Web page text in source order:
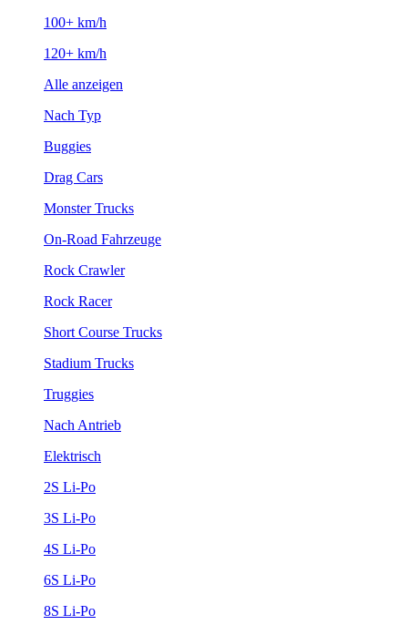
100+ km/h
120+ km/h
Alle anzeigen
Nach Typ
Buggies
Drag Cars
Monster Trucks
On-Road Fahrzeuge
Rock Crawler
Rock Racer
Short Course Trucks
Stadium Trucks
Truggies
Nach Antrieb
Elektrisch
2S Li-Po
3S Li-Po
4S Li-Po
6S Li-Po
8S Li-Po